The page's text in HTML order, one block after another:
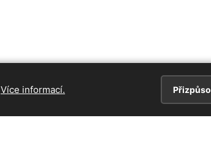
Více informací.